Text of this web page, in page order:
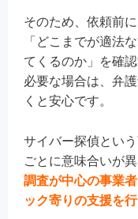
そのため、依頼前
「どこまでが適法
てくるのか」を確
必要な場合は、弁
くと安心です。
サイバー探偵とい
ごとに意味合いが
調査が中心の事業
ック寄りの支援を